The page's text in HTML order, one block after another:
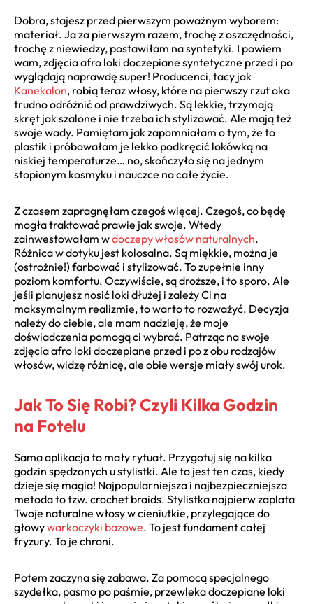
Dobra, stajesz przed pierwszym poważnym wyborem:
materiał. Ja za pierwszym razem, trochę z oszczędności,
trochę z niewiedzy, postawiłam na syntetyki. I powiem
wam, zdjęcia afro loki doczepiane syntetyczne przed i po
wyglądają naprawdę super! Producenci, tacy jak
Kanekalon, robią teraz włosy, które na pierwszy rzut oka
trudno odróżnić od prawdziwych. Są lekkie, trzymają
skręt jak szalone i nie trzeba ich stylizować. Ale mają też
swoje wady. Pamiętam jak zapomniałam o tym, że to
plastik i próbowałam je lekko podkręcić lokówką na
niskiej temperaturze… no, skończyło się na jednym
stopionym kosmyku i nauczce na całe życie.
Z czasem zapragnęłam czegoś więcej. Czegoś, co będę
mogła traktować prawie jak swoje. Wtedy
zainwestowałam wdoczepy włosów naturalnych.
Różnica w dotyku jest kolosalna. Są miękkie, można je
(ostrożnie!) farbować i stylizować. To zupełnie inny
poziom komfortu. Oczywiście, są droższe, i to sporo. Ale
jeśli planujesz nosić loki dłużej i zależy Ci na
maksymalnym realizmie, to warto to rozważyć. Decyzja
należy do ciebie, ale mam nadzieję, że moje
doświadczenia pomogą ci wybrać. Patrząc na swoje
zdjęcia afro loki doczepiane przed i po z obu rodzajów
włosów, widzę różnicę, ale obie wersje miały swój urok.
Jak To Się Robi? Czyli Kilka Godzin
na Fotelu
Sama aplikacja to mały rytuał. Przygotuj się na kilka
godzin spędzonych u stylistki. Ale to jest ten czas, kiedy
dzieje się magia! Najpopularniejsza i najbezpieczniejsza
metoda to tzw. crochet braids. Stylistka najpierw zaplata
Twoje naturalne włosy w cieniutkie, przylegające do
głowywarkoczyki bazowe. To jest fundament całej
fryzury. To je chroni.
Potem zaczyna się zabawa. Za pomocą specjalnego
szydełka, pasmo po paśmie, przewleka doczepiane loki